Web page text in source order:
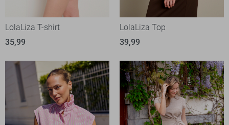
LolaLiza T-shirt
35,99
LolaLiza Top
39,99